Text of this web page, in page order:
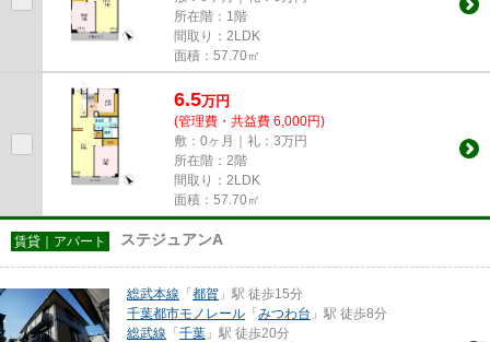
所在階：1階
間取り：2LDK
面積：57.70㎡
6.5万円
(管理費・共益費 6,000円)
敷：0ヶ月｜礼：3万円
所在階：2階
間取り：2LDK
面積：57.70㎡
賃貸｜アパート ステジュアンA
総武本線 「 都賀 」駅 徒歩15分
千葉都市モノレール 「 みつわ台 」駅 徒歩8分
総武線 「 千葉 」駅 徒歩20分